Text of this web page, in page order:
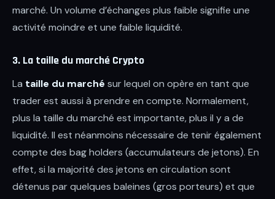
marché. Un volume d’échanges plus faible signifie une
activité moindre et une faible liquidité.
3. La taille du marché Crypto
La taille du marché sur lequel on opère en tant que
trader est aussi à prendre en compte. Normalement,
plus la taille du marché est importante, plus il y a de
liquidité. Il est néanmoins nécessaire de tenir également
compte des bag holders (accumulateurs de jetons). En
effet, si la majorité des jetons en circulation sont
détenus par quelques baleines (gros porteurs) et que